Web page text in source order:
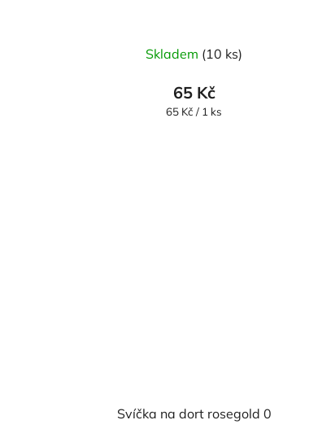
Skladem (10 ks)
65 Kč
Měrná
65 Kč / 1 ks
Svíčka na dort rosegold 0